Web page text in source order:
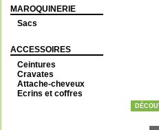
MAROQUINERIE
Sacs
ACCESSOIRES
Ceintures
Cravates
Attache-cheveux
Ecrins et coffres